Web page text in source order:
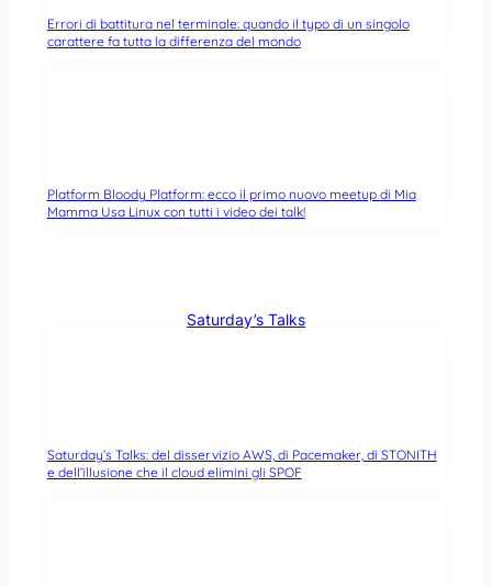
Errori di battitura nel terminale: quando il typo di un singolo
carattere fa tutta la differenza del mondo
Platform Bloody Platform: ecco il primo nuovo meetup di Mia
Mamma Usa Linux con tutti i video dei talk!
Saturday’s Talks
Saturday’s Talks: del disservizio AWS, di Pacemaker, di STONITH
e dell’illusione che il cloud elimini gli SPOF